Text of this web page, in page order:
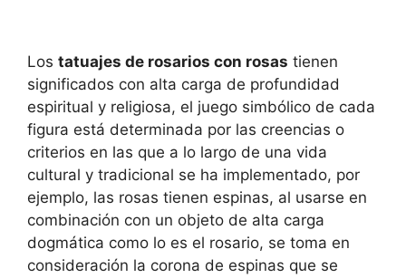
Los tatuajes de rosarios con rosas tienen
significados con alta carga de profundidad
espiritual y religiosa, el juego simbólico de cada
figura está determinada por las creencias o
criterios en las que a lo largo de una vida
cultural y tradicional se ha implementado, por
ejemplo, las rosas tienen espinas, al usarse en
combinación con un objeto de alta carga
dogmática como lo es el rosario, se toma en
consideración la corona de espinas que se